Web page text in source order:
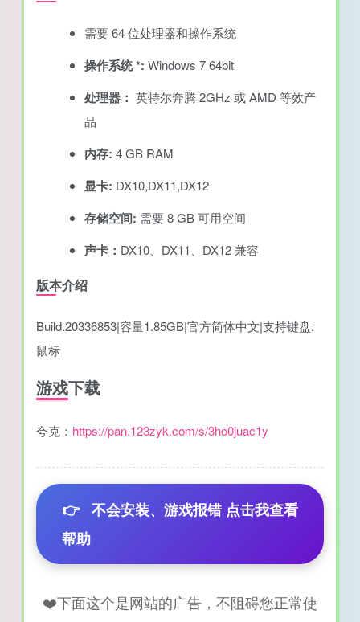
需要 64 位处理器和操作系统
操作系统 *: Windows 7 64bit
处理器： 英特尔奔腾 2GHz 或 AMD 等效产
品
内存: 4 GB RAM
显卡: DX10,DX11,DX12
存储空间: 需要 8 GB 可用空间
声卡： DX10、DX11、DX12 兼容
版本介绍
Build.20336853|容量1.85GB|官方简体中文|支持键盘.
鼠标
游戏下载
夸克： https://pan.123zyk.com/s/3ho0juac1y
👉 不会安装、游戏报错 点击我查看
帮助
❤️下面这个是网站的广告，不阻碍您正常使